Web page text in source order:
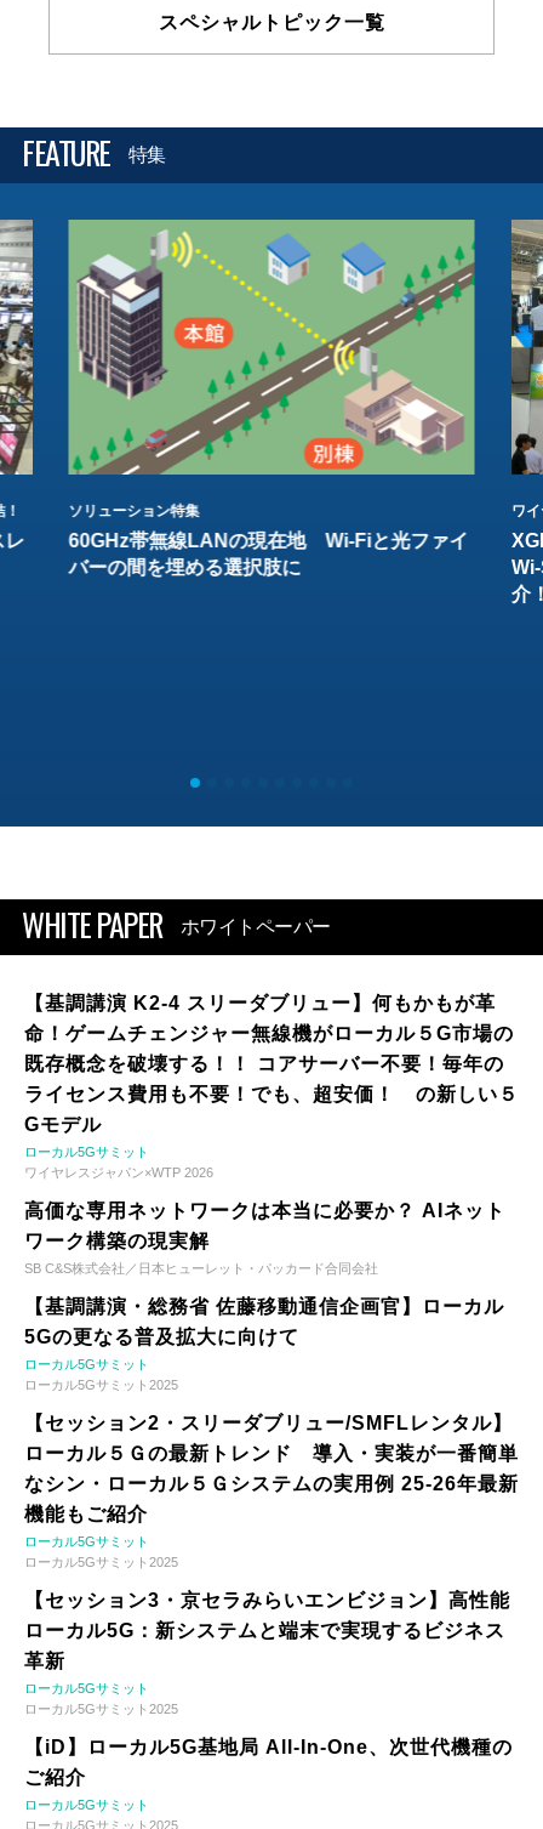
スペシャルトピック一覧
FEATURE 特集
レ
ソリューション特集
60GHz帯無線LANの現在地 Wi-Fiと光ファイ
バーの間を埋める選択肢に
ワ
介
WHITE PAPER ホワイトペーパー
【基調講演 K2-4 スリーダブリュー】何もかもが革
命！ゲームチェンジャー無線機がローカル５G市場の
既存概念を破壊する！！ コアサーバー不要！毎年の
ライセンス費用も不要！でも、超安価！ の新しい５
Gモデル
ローカル5Gサミット
ワイヤレスジャパン×WTP 2026
高価な専用ネットワークは本当に必要か？ AIネット
ワーク構築の現実解
SB C&S株式会社／日本ヒューレット・パッカード合同会社
【基調講演・総務省 佐藤移動通信企画官】ローカル
5Gの更なる普及拡大に向けて
ローカル5Gサミット
ローカル5Gサミット2025
【セッション2・スリーダブリュー/SMFLレンタル】
ローカル５Ｇの最新トレンド 導入・実装が一番簡単
なシン・ローカル５Ｇシステムの実用例 25-26年最新
機能もご紹介
ローカル5Gサミット
ローカル5Gサミット2025
【セッション3・京セラみらいエンビジョン】高性能
ローカル5G：新システムと端末で実現するビジネス
革新
ローカル5Gサミット
ローカル5Gサミット2025
【iD】ローカル5G基地局 All-In-One、次世代機種の
ご紹介
ローカル5Gサミット
ローカル5Gサミット2025